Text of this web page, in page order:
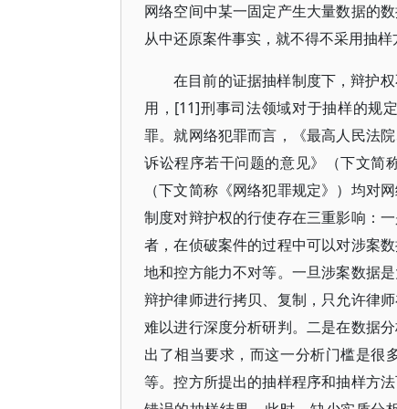
网络空间中某一固定产生大量数据的
从中还原案件事实，就不得不采用抽样
在目前的证据抽样制度下，辩护
用，[11]刑事司法领域对于抽样的规
罪。就网络犯罪而言，《最高人民法
诉讼程序若干问题的意见》（下文简
（下文简称《网络犯罪规定》）均对
制度对辩护权的行使存在三重影响：
者，在侦破案件的过程中可以对涉案
地和控方能力不对等。一旦涉案数据
辩护律师进行拷贝、复制，只允许律
难以进行深度分析研判。二是在数据
出了相当要求，而这一分析门槛是很
等。控方所提出的抽样程序和抽样方